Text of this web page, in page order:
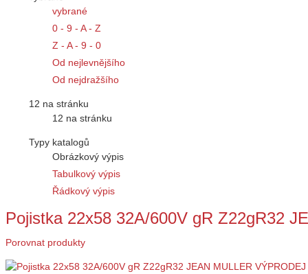
vybrané
0 - 9 - A - Z
Z - A - 9 - 0
Od nejlevnějšího
Od nejdražšího
12 na stránku
12 na stránku
Typy katalogů
Obrázkový výpis
Tabulkový výpis
Řádkový výpis
Pojistka 22x58 32A/600V gR Z22gR32
Porovnat produkty